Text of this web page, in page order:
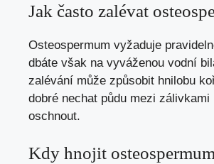
Jak často zalévat
Osteospermum vyžaduje
dbáte však na vyváženou vodní
zalévání může způsobit hnilobu
dobré nechat půdu mezi zálivkami
oschnout.
Kdy hnojit